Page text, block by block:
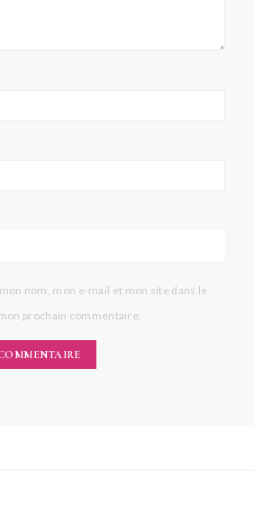
nom, mon e-mail et mon site dans le
prochain commentaire.